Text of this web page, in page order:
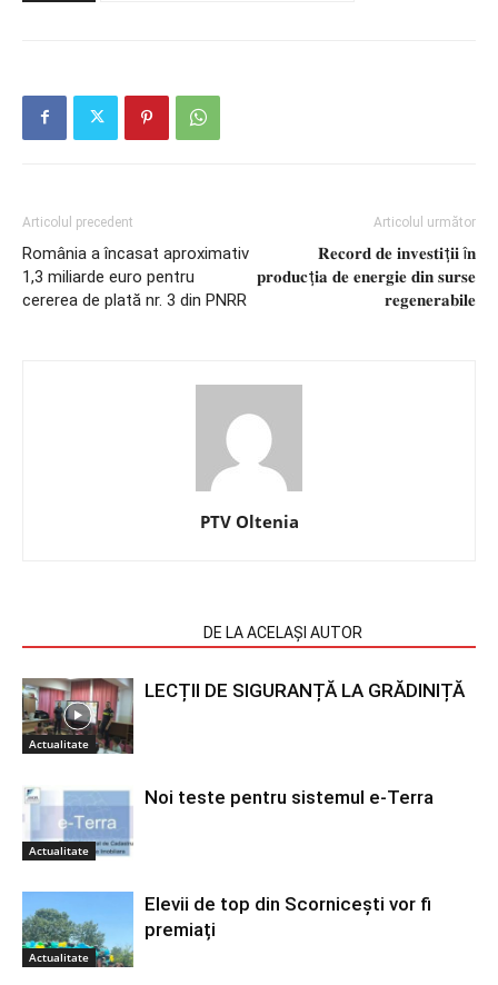
Articolul precedent
România a încasat aproximativ
1,3 miliarde euro pentru
cererea de plată nr. 3 din PNRR
Articolul următor
𝐑𝐞𝐜𝐨𝐫𝐝 𝐝𝐞 𝐢𝐧𝐯𝐞𝐬𝐭𝐢ț𝐢𝐢 î𝐧
𝐩𝐫𝐨𝐝𝐮𝐜ț𝐢𝐚 𝐝𝐞 𝐞𝐧𝐞𝐫𝐠𝐢𝐞 𝐝𝐢𝐧 𝐬𝐮𝐫𝐬𝐞
𝐫𝐞𝐠𝐞𝐧𝐞𝐫𝐚𝐛𝐢𝐥𝐞
PTV Oltenia
DE LA ACELAȘI AUTOR
Actualitate
LECȚII DE SIGURANȚĂ LA GRĂDINIȚĂ
Actualitate
Noi teste pentru sistemul e-Terra
Actualitate
Elevii de top din Scornicești vor fi
premiați